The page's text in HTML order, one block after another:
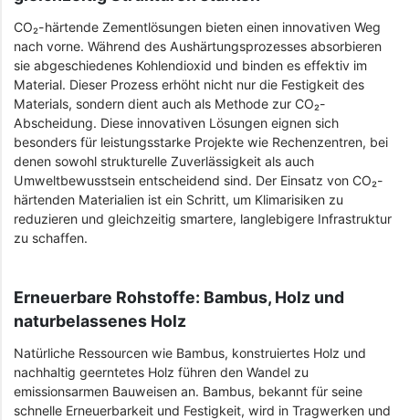
CO₂-härtende Zementlösungen bieten einen innovativen Weg
nach vorne. Während des Aushärtungsprozesses absorbieren
sie abgeschiedenes Kohlendioxid und binden es effektiv im
Material. Dieser Prozess erhöht nicht nur die Festigkeit des
Materials, sondern dient auch als Methode zur CO₂-
Abscheidung. Diese innovativen Lösungen eignen sich
besonders für leistungsstarke Projekte wie Rechenzentren, bei
denen sowohl strukturelle Zuverlässigkeit als auch
Umweltbewusstsein entscheidend sind. Der Einsatz von CO₂-
härtenden Materialien ist ein Schritt, um Klimarisiken zu
reduzieren und gleichzeitig smartere, langlebigere Infrastruktur
zu schaffen.
Erneuerbare Rohstoffe: Bambus, Holz und
naturbelassenes Holz
Natürliche Ressourcen wie Bambus, konstruiertes Holz und
nachhaltig geerntetes Holz führen den Wandel zu
emissionsarmen Bauweisen an. Bambus, bekannt für seine
schnelle Erneuerbarkeit und Festigkeit, wird in Tragwerken und